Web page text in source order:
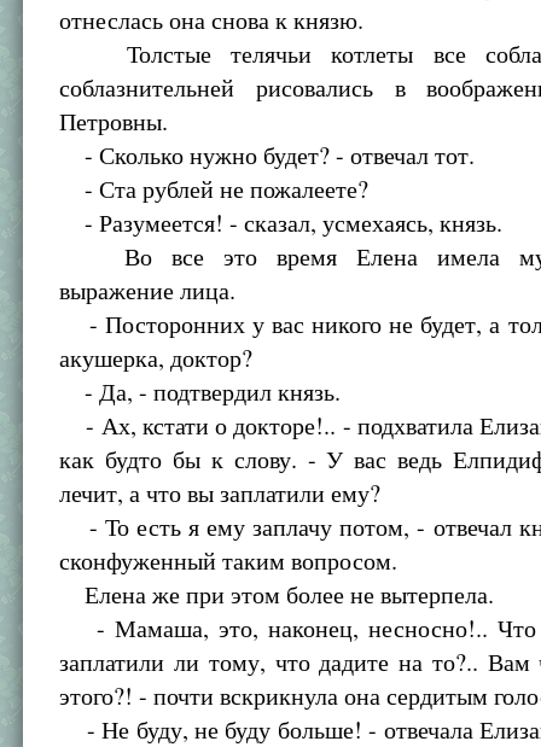
отнеслась она снова к князю.
Толстые телячьи котлеты все
соблазнительней рисовались в
Петровны.
- Сколько нужно будет? - отвечал тот.
- Ста рублей не пожалеете?
- Разумеется! - сказал, усмехаясь, князь.
Во все это время Елена имела
выражение лица.
- Посторонних у вас никого не будет, а
акушерка, доктор?
- Да, - подтвердил князь.
- Ах, кстати о докторе!.. - подхватила
как будто бы к слову. - У вас ведь
лечит, а что вы заплатили ему?
- То есть я ему заплачу потом, - отвечал
сконфуженный таким вопросом.
Елена же при этом более не вытерпела.
- Мамаша, это, наконец, несносно!.. Что
заплатили ли тому, что дадите на то?.. Вам
этого?! - почти вскрикнула она сердитым
- Не буду, не буду больше! - отвечала